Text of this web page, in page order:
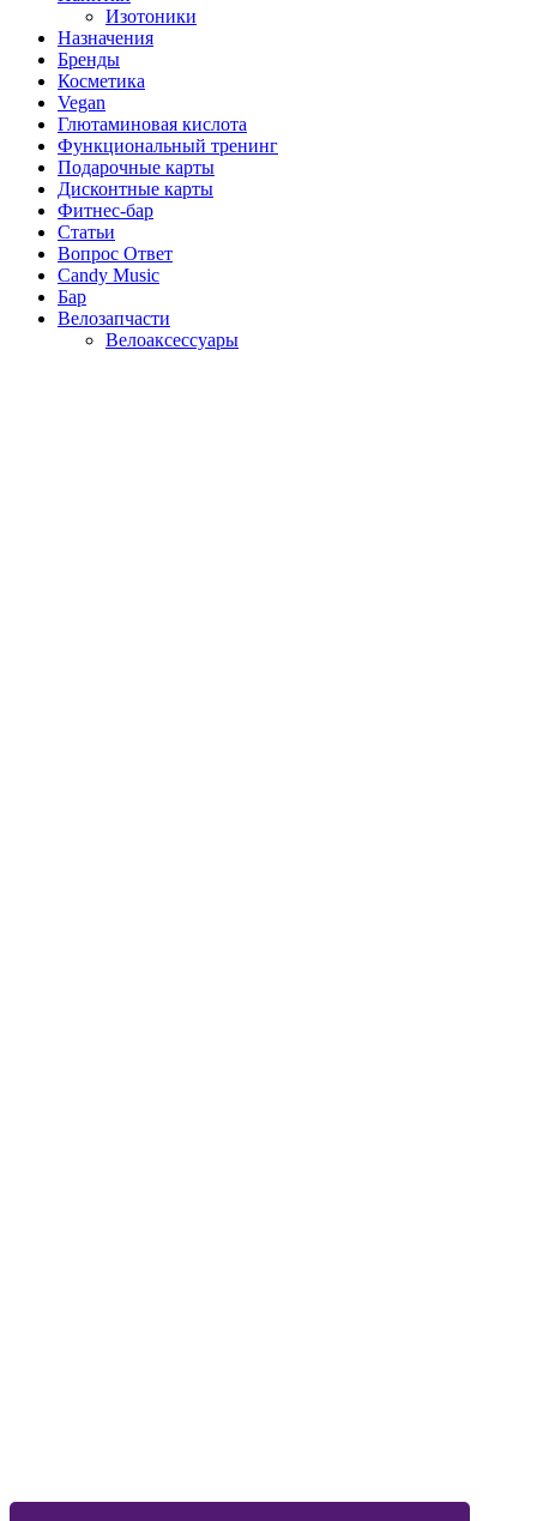
Изотоники
Назначения
Бренды
Косметика
Vegan
Глютаминовая кислота
Функциональный тренинг
Подарочные карты
Дисконтные карты
Фитнес-бар
Статьи
Вопрос Ответ
Candy Music
Бар
Велозапчасти
Велоаксессуары